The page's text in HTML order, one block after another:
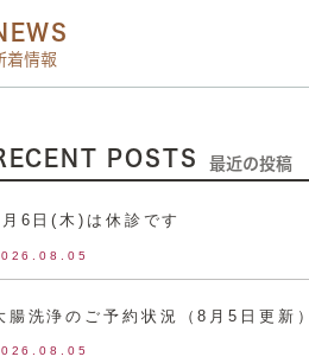
着情報
POSTS 最近の投稿
6日(木)は休診です
腸洗浄のご予約状況（8月5日更新）